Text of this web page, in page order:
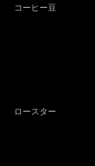
コーヒー豆
ロースター